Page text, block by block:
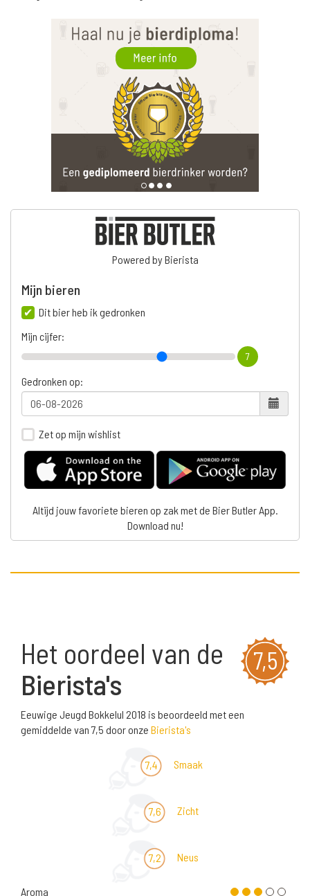
Powered by Bierista
Mijn bieren
Dit bier heb ik gedronken
Mijn cijfer:
7
Gedronken op:
Zet op mijn wishlist
Altijd jouw favoriete bieren op zak met de Bier Butler App.
Download nu!
7,5
Het oordeel van de
Bierista's
Eeuwige Jeugd Bokkelul 2018 is beoordeeld met een
gemiddelde van 7,5 door onze Bierista's
7,4 Smaak
7,6 Zicht
7,2 Neus
Aroma